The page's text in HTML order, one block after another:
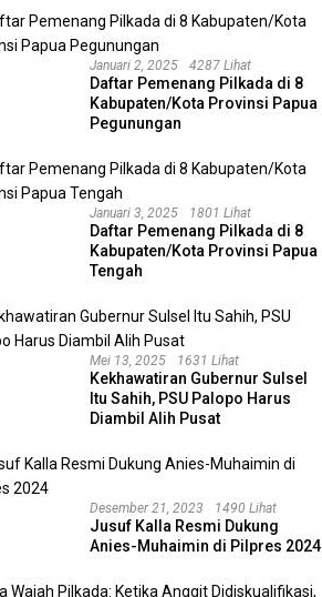
Januari 2, 2025 4287 Lihat
Daftar Pemenang Pilkada di 8
Kabupaten/Kota Provinsi Papua
Pegunungan
Januari 3, 2025 1801 Lihat
Daftar Pemenang Pilkada di 8
Kabupaten/Kota Provinsi Papua
Tengah
Mei 13, 2025 1631 Lihat
Kekhawatiran Gubernur Sulsel
Itu Sahih, PSU Palopo Harus
Diambil Alih Pusat
Desember 21, 2023 1490 Lihat
Jusuf Kalla Resmi Dukung
Anies-Muhaimin di Pilpres 2024